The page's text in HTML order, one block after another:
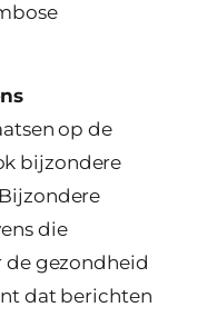
op de
bijzondere
die
de gezondheid
dat berichten